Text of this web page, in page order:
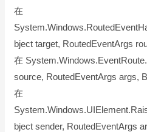
在
bject target, RoutedEventArgs
在
source, RoutedEventArgs args,
在
bject sender, RoutedEventArgs